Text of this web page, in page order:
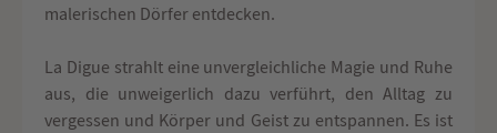
malerischen Dörfer entdecken.
La Digue strahlt eine unvergleichliche Magie und Ruhe
aus, die unweigerlich dazu verführt, den Alltag zu
vergessen und Körper und Geist zu entspannen. Es ist